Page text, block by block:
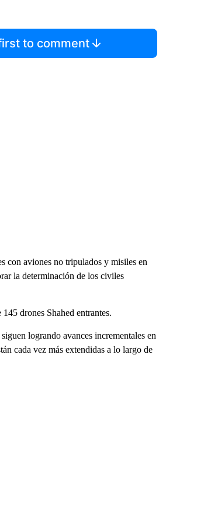
to comment
con aviones no tripulados y misiles en
la determinación de los civiles
drones Shahed entrantes.
logrando avances incrementales en
cada vez más extendidas a lo largo de